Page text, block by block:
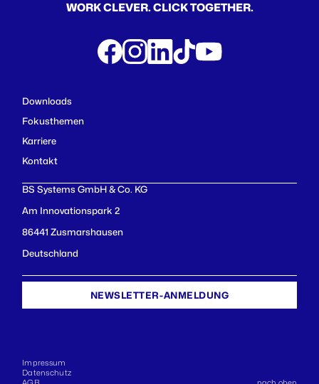
WORK CLEVER. CLICK TOGETHER.
Downloads
Fokusthemen
Karriere
Kontakt
BS Systems GmbH & Co. KG
Am Innovationspark 2
86441 Zusmarshausen
Deutschland
NEWSLETTER-ANMELDUNG
Impressum
Datenschutz